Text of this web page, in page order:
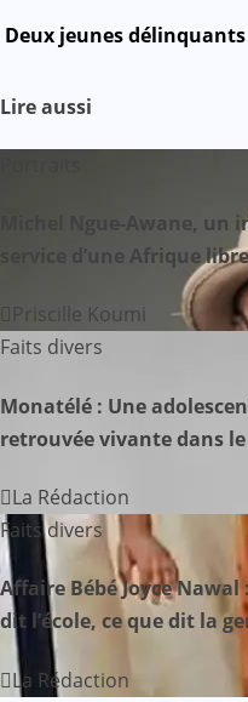
Mail
N
v
t
o
n
d
e
l
’
Deux jeunes
Lire aussi
Michel Ngue-Awane,
service d’une Afrique
Priscille Koumi
Faits divers
Monatélé : Une
retrouvée vivante dans
La Rédaction
Faits divers
Affaire Bébé Joyce
dit l’école, ce que dit la
La Rédaction